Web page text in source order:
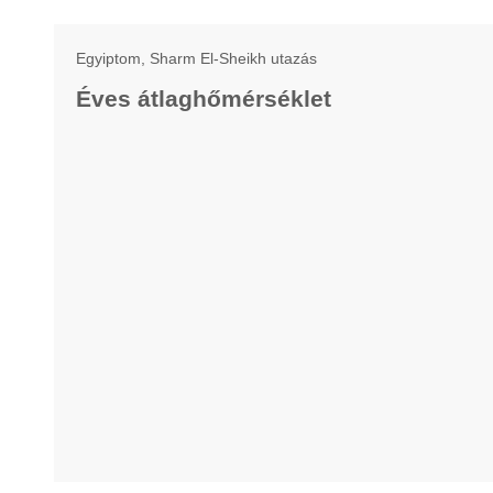
Egyiptom, Sharm El-Sheikh utazás
Éves átlaghőmérséklet